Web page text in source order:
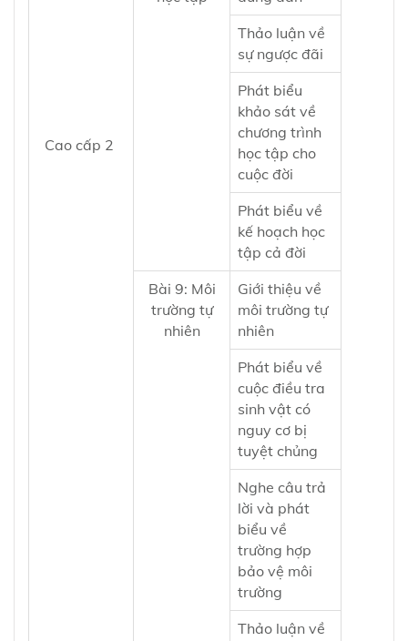
Cao cấp 2
Thảo luận về
sự ngược đãi
Phát biểu
khảo sát về
chương trình
học tập cho
cuộc đời
Phát biểu về
kế hoạch học
tập cả đời
Bài 9: Môi
trường tự
nhiên
Giới thiệu về
môi trường tự
nhiên
Phát biểu về
cuộc điều tra
sinh vật có
nguy cơ bị
tuyệt chủng
Nghe câu trả
lời và phát
biểu về
trường hợp
bảo vệ môi
trường
Thảo luận về